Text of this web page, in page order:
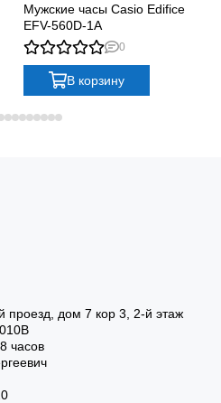
Мужские часы Casio Edifice
EFV-560D-1A
0
В корзину
проезд, дом 7 кор 3, 2-й этаж
часов